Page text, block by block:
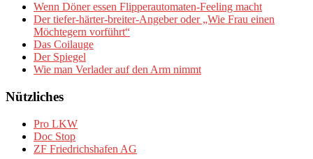
Wenn Döner essen Flipperautomaten-Feeling macht
Der tiefer-härter-breiter-Angeber oder „Wie Frau einen
Möchtegern vorführt“
Das Coilauge
Der Spiegel
Wie man Verlader auf den Arm nimmt
Nützliches
Pro LKW
Doc Stop
ZF Friedrichshafen AG